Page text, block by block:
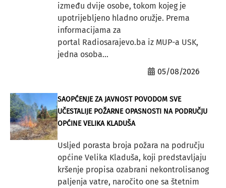
između dvije osobe, tokom kojeg je
upotrijebljeno hladno oružje. Prema
informacijama za
portal Radiosarajevo.ba iz MUP-a USK,
jedna osoba...
05/08/2026
SAOPĆENJE ZA JAVNOST POVODOM SVE
UČESTALIJE POŽARNE OPASNOSTI NA PODRUČJU
OPĆINE VELIKA KLADUŠA
Usljed porasta broja požara na području
općine Velika Kladuša, koji predstavljaju
kršenje propisa ozabrani nekontrolisanog
paljenja vatre, naročito one sa štetnim